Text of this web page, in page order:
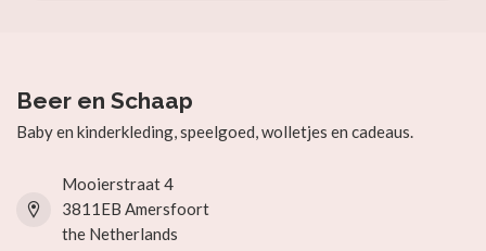
Beer en Schaap
Baby en kinderkleding, speelgoed, wolletjes en cadeaus.
Mooierstraat 4
3811EB Amersfoort
the Netherlands